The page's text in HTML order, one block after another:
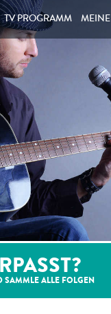
TV PROGRAMM MEINE
SAMMLE ALLE FOLGEN